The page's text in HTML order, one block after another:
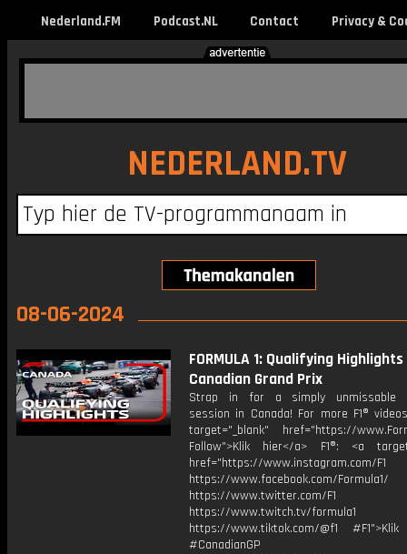
Nederland.FM Podcast.NL Contact Privacy &
NEDERLAND.TV
08-06-2024
FORMULA 1: Qualifying
Canadian Grand Prix
Strap in for a simply unmissable
session in Canada! For more F1®
target="_blank" href="https://
Follow">Klik hier</a> F1®: <a
href="https://www.instagram.com/F1
https://www.facebook.com/Formula1/
https://www.twitter.com/F1
https://www.twitch.tv/formula1
https://www.tiktok.com/@f1
#CanadianGP